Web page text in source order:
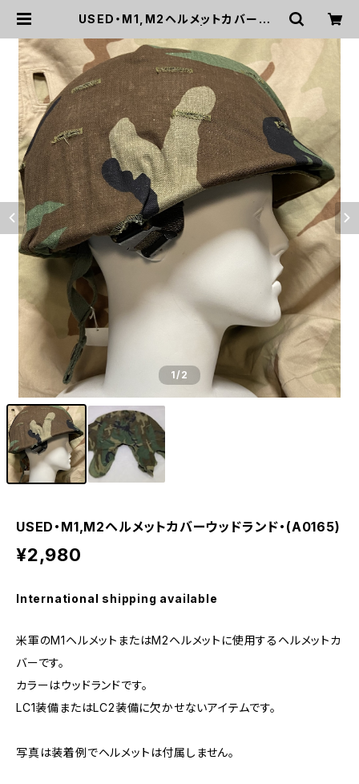
USED・M1,M2ヘルメットカバーウッ
1/2
USED・M1,M2ヘルメットカバーウッドランド・(A0165)
¥2,980
International shipping available
米軍のM1ヘルメットまたはM2ヘルメットに使用するヘルメットカ
バーです。
カラーはウッドランドです。
LC1装備またはLC2装備に欠かせないアイテムです。
写真は装着例でヘルメットは付属しません。